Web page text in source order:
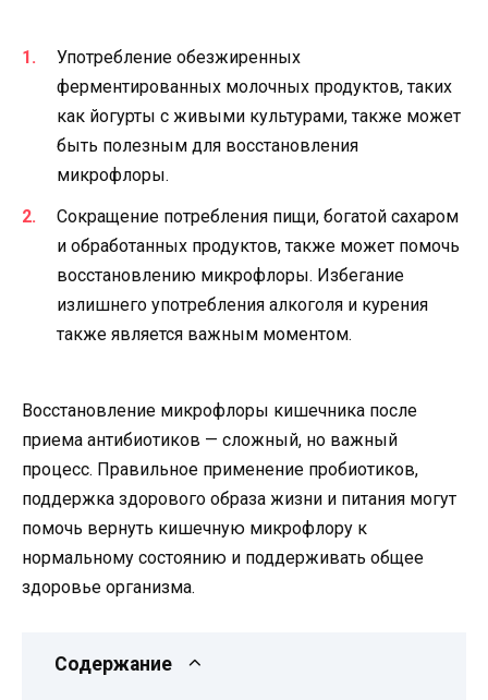
Употребление обезжиренных
ферментированных молочных продуктов, таких
как йогурты с живыми культурами, также может
быть полезным для восстановления
микрофлоры.
Сокращение потребления пищи, богатой сахаром
и обработанных продуктов, также может помочь
восстановлению микрофлоры. Избегание
излишнего употребления алкоголя и курения
также является важным моментом.
Восстановление микрофлоры кишечника после
приема антибиотиков — сложный, но важный
процесс. Правильное применение пробиотиков,
поддержка здорового образа жизни и питания могут
помочь вернуть кишечную микрофлору к
нормальному состоянию и поддерживать общее
здоровье организма.
Содержание